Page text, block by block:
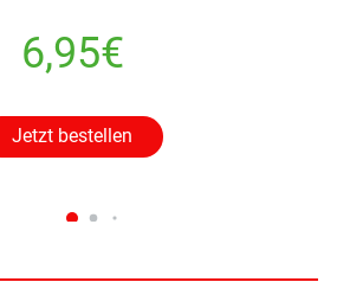
6,95€
Jetzt bestellen